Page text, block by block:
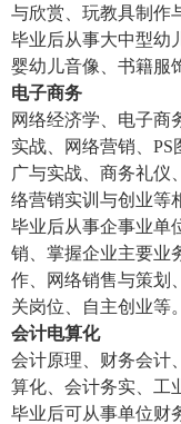
与欣赏、玩教具制作
毕业后从事大中型幼
婴幼儿音像、书籍服
电子商务
网络经济学、电子商
实战、网络营销、
广与实战、商务礼仪
络营销实训与创业等
毕业后从事企事业单
销、掌握企业主要业
作、网络销售与策划
关岗位、自主创业等。
会计电算化
会计原理、财务会计
算化、会计务实、工
毕业后可从事单位财